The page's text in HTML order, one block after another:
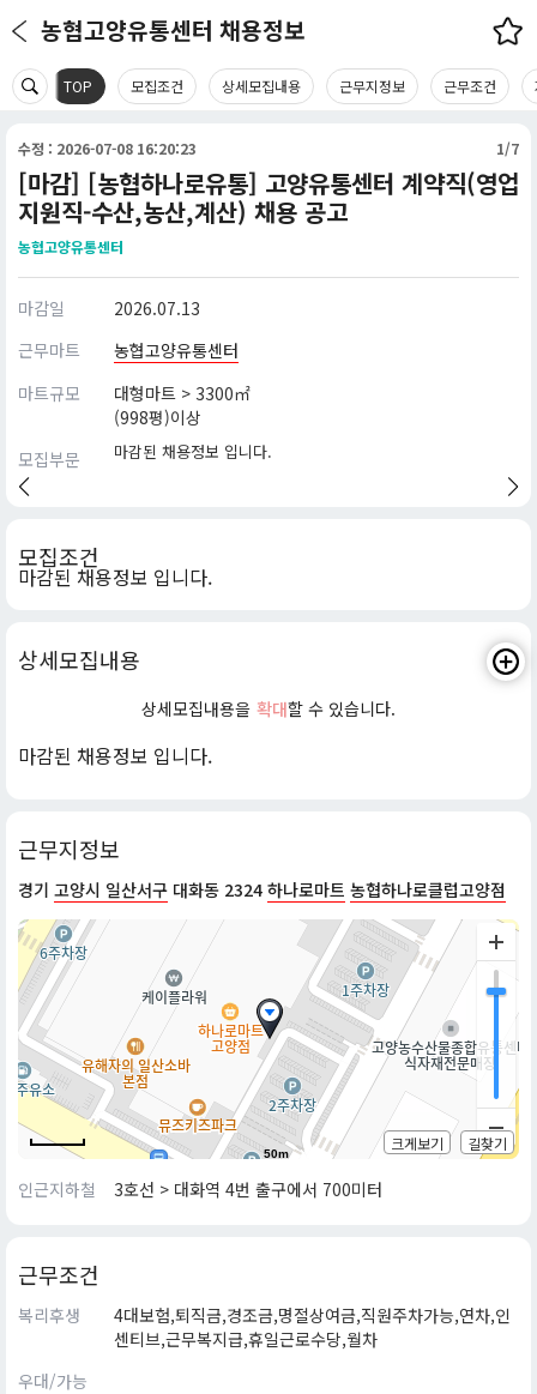
농협고양유통센터 채용정보
TOP 모집조건 상세모집내용 근무지정보 근무조건
수정 : 2026-07-08 16:20:23 1/7
[마감] [농협하나로유통] 고양유통센터 계약직(영업
지원직-수산,농산,계산) 채용 공고
농협고양유통센터
마감일
2026.07.13
근무마트
농협고양유통센터
마트규모
대형마트 > 3300㎡
(998평)이상
모집부문
마감된 채용정보 입니다.
모집조건
마감된 채용정보 입니다.
상세모집내용
상세모집내용을 확대할 수 있습니다.
마감된 채용정보 입니다.
근무지정보
경기 고양시 일산서구 대화동 2324 하나로마트 농협하나로클럽고양점
50m
크게보기 길찾기
인근지하철 3호선 > 대화역 4번 출구에서 700미터
근무조건
복리후생
4대보험,퇴직금,경조금,명절상여금,직원주차가능,연차,인
센티브,근무복지급,휴일근로수당,월차
우대/가능